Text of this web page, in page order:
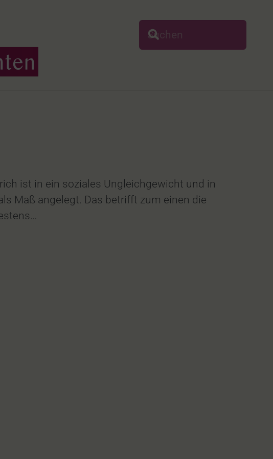
ist in ein soziales Ungleichgewicht und in
Maß angelegt. Das betrifft zum einen die